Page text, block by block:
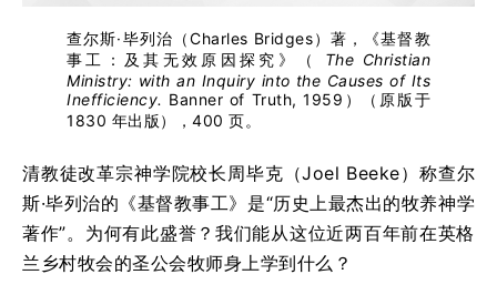
查尔斯·毕列治（Charles Bridges）著，《基督教
事工：及其无效原因探究》（ The Christian
Ministry: with an Inquiry into the Causes of Its
Inefficiency. Banner of Truth, 1959）（原版于
1830 年出版），400 页。
清教徒改革宗神学院校长周毕克（Joel Beeke）称查尔
斯·毕列治的《基督教事工》是“历史上最杰出的牧养神学
著作”。为何有此盛誉？我们能从这位近两百年前在英格
兰乡村牧会的圣公会牧师身上学到什么？